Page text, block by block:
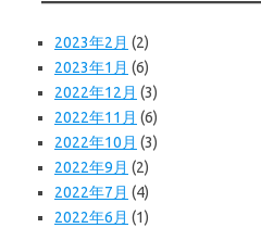
2023年2月 (2)
2023年1月 (6)
2022年12月 (3)
2022年11月 (6)
2022年10月 (3)
2022年9月 (2)
2022年7月 (4)
2022年6月 (1)